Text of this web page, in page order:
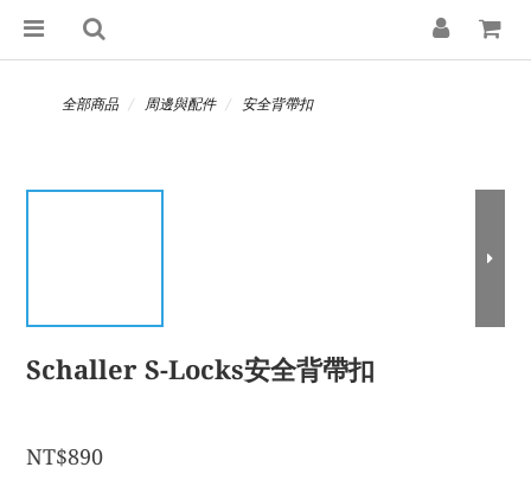
全部商品 周邊與配件 安全背帶扣
Schaller S-Locks安全背帶扣
NT$890